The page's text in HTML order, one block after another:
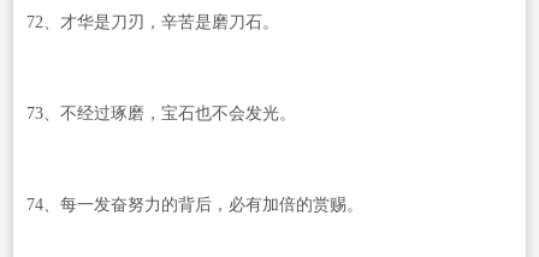
72、才华是刀刃，辛苦是磨刀石。
73、不经过琢磨，宝石也不会发光。
74、每一发奋努力的背后，必有加倍的赏赐。